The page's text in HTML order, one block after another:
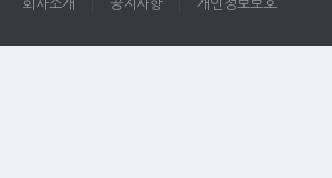
회사소개 공지사항 개인정보보호